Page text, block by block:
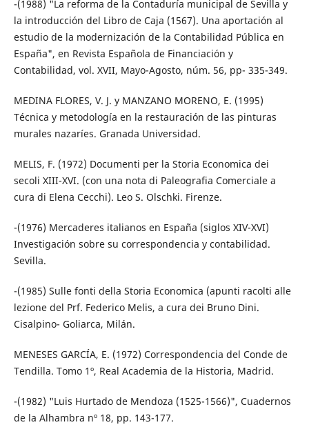
-(1988) "La reforma de la Contaduría municipal de Sevilla y
la introducción del Libro de Caja (1567). Una aportación al
estudio de la modernización de la Contabilidad Pública en
España", en Revista Española de Financiación y
Contabilidad, vol. XVII, Mayo-Agosto, núm. 56, pp- 335-349.
MEDINA FLORES, V. J. y MANZANO MORENO, E. (1995)
Técnica y metodología en la restauración de las pinturas
murales nazaríes. Granada Universidad.
MELIS, F. (1972) Documenti per la Storia Economica dei
secoli XIII-XVI. (con una nota di Paleografia Comerciale a
cura di Elena Cecchi). Leo S. Olschki. Firenze.
-(1976) Mercaderes italianos en España (siglos XIV-XVI)
Investigación sobre su correspondencia y contabilidad.
Sevilla.
-(1985) Sulle fonti della Storia Economica (apunti racolti alle
lezione del Prf. Federico Melis, a cura dei Bruno Dini.
Cisalpino- Goliarca, Milán.
MENESES GARCÍA, E. (1972) Correspondencia del Conde de
Tendilla. Tomo 1º, Real Academia de la Historia, Madrid.
-(1982) "Luis Hurtado de Mendoza (1525-1566)", Cuadernos
de la Alhambra nº 18, pp. 143-177.